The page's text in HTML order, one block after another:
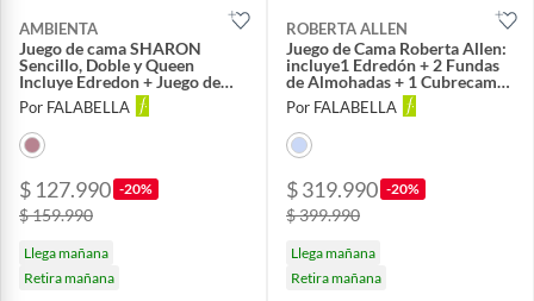
AMBIENTA
Juego de cama SHARON
Sencillo, Doble y Queen
Incluye Edredon + Juego de
sabanas
Por FALABELLA
$ 127.990 -20%
$ 159.990
Llega mañana
Retira mañana
ROBERTA ALLEN
Juego de Cama Roberta Allen:
incluye1 Edredón + 2 Fundas
de Almohadas + 1 Cubrecama
+ 1 Juego de Sábanas + 2
Cojines
Por FALABELLA
$ 319.990 -20%
$ 399.990
Llega mañana
Retira mañana